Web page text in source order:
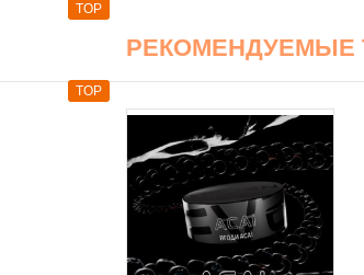
TOP
TOP
РЕКОМЕНДУЕМЫЕ